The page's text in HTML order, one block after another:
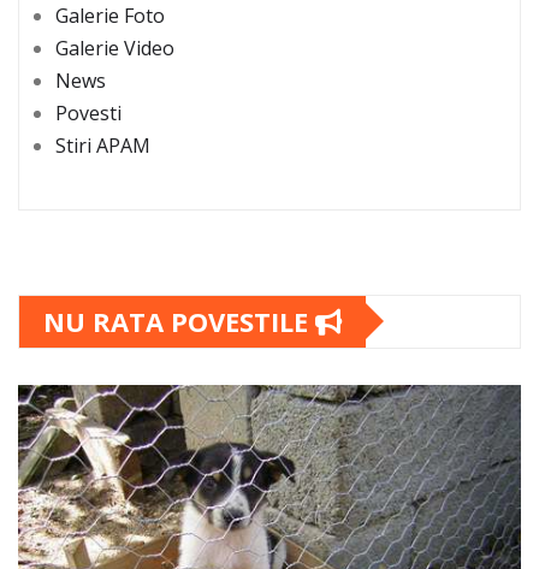
Galerie Foto
Galerie Video
News
Povesti
Stiri APAM
NU RATA POVESTILE